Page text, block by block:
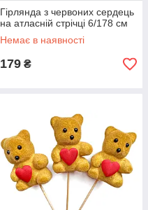
Гірлянда з червоних сердець
на атласній стрічці 6/178 см
Немає в наявності
179 ₴